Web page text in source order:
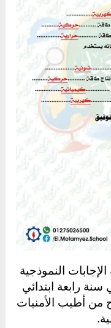
النموذجية
سنة رابعة ابتدائي
من أطيب الأمنيات